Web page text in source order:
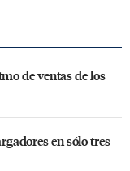
de ventas de los
en sólo tres